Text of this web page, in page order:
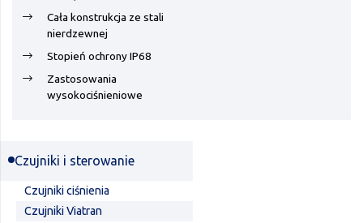
Cała konstrukcja ze stali
nierdzewnej
Stopień ochrony IP68
Zastosowania
wysokociśnieniowe
Czujniki i sterowanie
Czujniki ciśnienia
Czujniki Viatran